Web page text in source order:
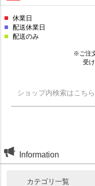
Information
カテゴリ一覧